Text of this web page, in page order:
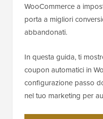
WooCommerce a
porta a migliori
abbandonati.
In questa guida, ti
coupon automatici in
configurazione passo
nel tuo marketing per